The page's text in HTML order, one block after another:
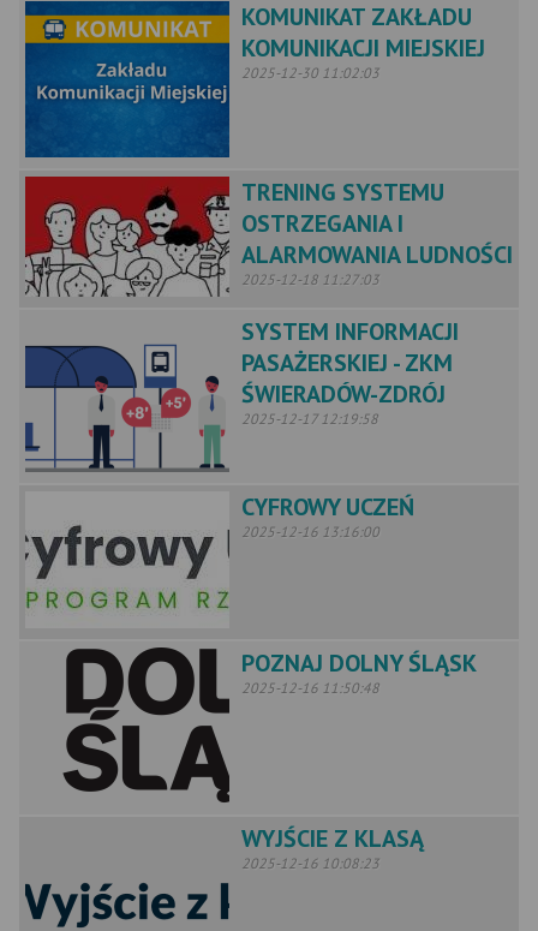
KOMUNIKAT ZAKŁADU
KOMUNIKACJI MIEJSKIEJ
2025-12-30 11:02:03
TRENING SYSTEMU
OSTRZEGANIA I
ALARMOWANIA LUDNOŚCI
2025-12-18 11:27:03
SYSTEM INFORMACJI
PASAŻERSKIEJ - ZKM
ŚWIERADÓW-ZDRÓJ
2025-12-17 12:19:58
CYFROWY UCZEŃ
2025-12-16 13:16:00
POZNAJ DOLNY ŚLĄSK
2025-12-16 11:50:48
WYJŚCIE Z KLASĄ
2025-12-16 10:08:23